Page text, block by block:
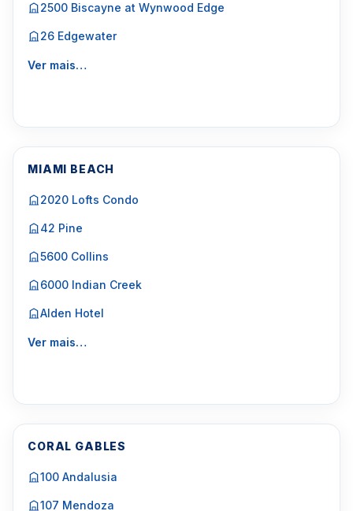
2500 Biscayne at Wynwood Edge
26 Edgewater
Ver mais…
MIAMI BEACH
2020 Lofts Condo
42 Pine
5600 Collins
6000 Indian Creek
Alden Hotel
Ver mais…
CORAL GABLES
100 Andalusia
107 Mendoza